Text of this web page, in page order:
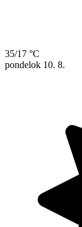
35/17 °C
pondelok 10. 8.